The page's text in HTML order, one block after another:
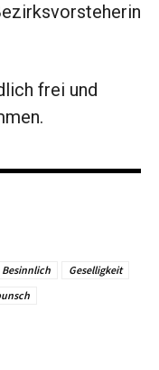
frei und
Besinnlich
Geselligkeit